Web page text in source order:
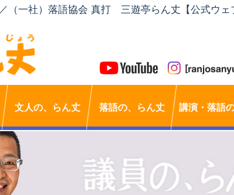
（一社）落語協会 真打 三遊亭らん丈【公式ウェ
文人の、らん丈 落語の、らん丈 講演・落語